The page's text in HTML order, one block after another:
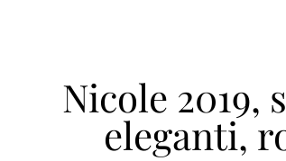
Nicole 2019,
eleganti,